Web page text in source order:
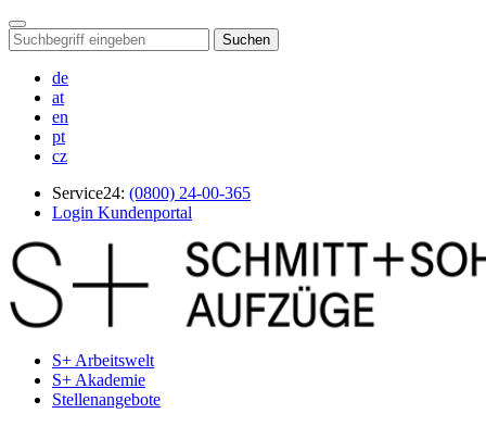
Suchen
de
at
en
pt
cz
Service24: (0800) 24-00-365
Login Kundenportal
S+ Arbeitswelt
S+ Akademie
Stellenangebote